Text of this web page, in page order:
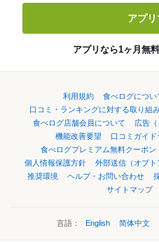
アプリ
アプリなら1ヶ月無
利用規約 食べログについ
口コミ・ランキングに対する取り組
食べログ店舗会員について
広告
機能改善要望
口コミガイド
食べログプレミアム無料クーポン
個人情報保護方針
外部送信（オプト
推奨環境
ヘルプ・お問い合わせ
サイトマップ
言語： English 简体中文